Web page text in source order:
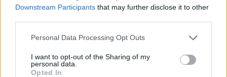
Downstream Participants that may further disclose it to other
Personal Data Processing Opt Outs
I want to opt-out of the Sharing of my
personal data.
Opted In
V I T